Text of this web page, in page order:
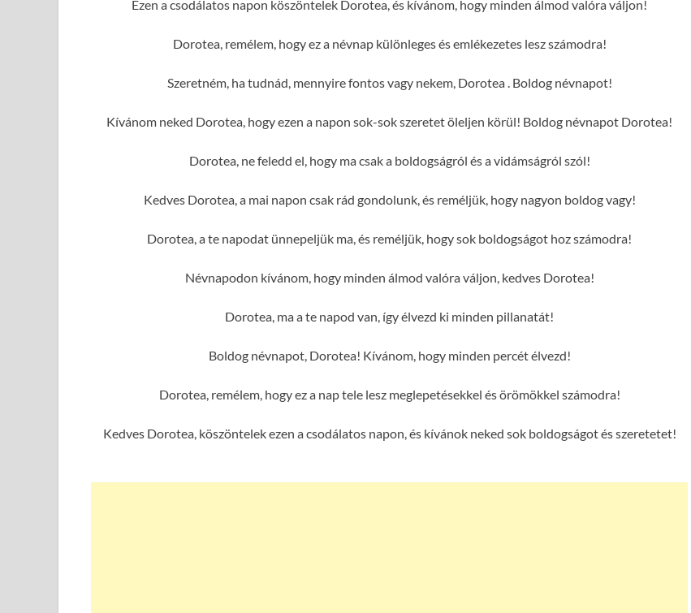
Ezen a csodálatos napon köszöntelek Dorotea, és kívánom, hogy minden álmod valóra váljon!
Dorotea, remélem, hogy ez a névnap különleges és emlékezetes lesz számodra!
Szeretném, ha tudnád, mennyire fontos vagy nekem, Dorotea . Boldog névnapot!
Kívánom neked Dorotea, hogy ezen a napon sok-sok szeretet öleljen körül! Boldog névnapot Dorotea!
Dorotea, ne feledd el, hogy ma csak a boldogságról és a vidámságról szól!
Kedves Dorotea, a mai napon csak rád gondolunk, és reméljük, hogy nagyon boldog vagy!
Dorotea, a te napodat ünnepeljük ma, és reméljük, hogy sok boldogságot hoz számodra!
Névnapodon kívánom, hogy minden álmod valóra váljon, kedves Dorotea!
Dorotea, ma a te napod van, így élvezd ki minden pillanatát!
Boldog névnapot, Dorotea! Kívánom, hogy minden percét élvezd!
Dorotea, remélem, hogy ez a nap tele lesz meglepetésekkel és örömökkel számodra!
Kedves Dorotea, köszöntelek ezen a csodálatos napon, és kívánok neked sok boldogságot és szeretetet!